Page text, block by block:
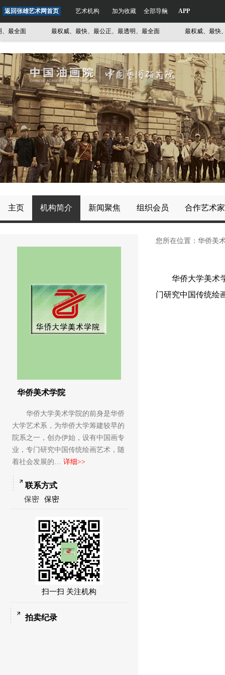
返回张雄艺术网首页 艺术机构 加为收藏 全部导航 APP
全面 最权威、最快、最公正、最透明、最全面 最权威、最快、
主页 机构简介 新闻聚焦 组织会员 合作艺术家
华侨美术学院
华侨大学美术学院的前身是华侨
大学艺术系，为华侨大学筹建较早的
院系之一，创办伊始，设有中国画专
业，专门研究中国传统绘画艺术，随
着社会发展的… 详细>>
联系方式
保密 保密
扫一扫 关注机构
拍卖纪录
您所在位置： 华侨美
华侨大学美术
门研究中国传统绘